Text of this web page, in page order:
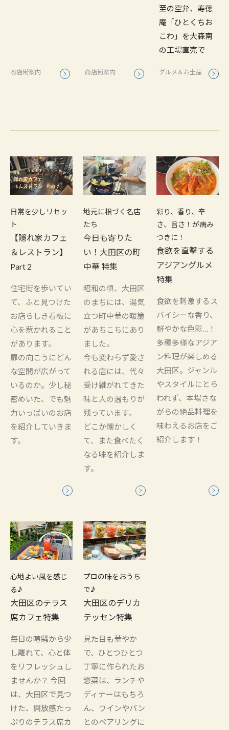
商店街案内 商店街案内
至の空弁、寿徳
庵「ひとくちお
こわ」を大森南
の工場直売で
グルメ＆お土産
日常を少しリセッ
ト
【隠れ家カフェ
＆レストラン】
Part 2
住宅街を歩いてい
て、ふと見つけた
お店らしき看板に
心を惹かれること
があります。
扉の向こうにどん
な空間が広がって
いるのか。少し秘
密めいた、でも魅
力いっぱいのお店
を紹介していきま
す。
地元に根づく名店
たち
今日も寄りた
い！大田区の町
中華 特集
昭和の頃、大田区
のまちには、湯気
立つ町中華の暖簾
があちこちにあり
ました。
今も変わらず愛さ
れる店には、代々
受け継がれてきた
味と人の温もりが
残っています。
どこか懐かしく
て、また食べたく
なる味を紹介しま
す。
彩り、香り、辛
さ、旨さ！が病み
つきに！
食欲を直撃する
アジアングルメ
特集
食欲を刺激するス
パイシーな香り、
鮮やかな色彩…！
多種多様なアジア
ン料理が楽しめる
大田区。ジャンル
やスタイルにとら
われず、本場さな
がらの絶品料理を
味わえるお店をご
紹介します！
心地よい風を感じ
る♪
大田区のテラス
席カフェ特集
毎日の喧騒から少
し離れて、心と体
をリフレッシュし
ませんか？ 今回
は、大田区で見つ
けた、開放感たっ
ぷりのテラス席カ
プロの味をおうち
で♪
大田区のデリカ
テッセン特集
見た目も華やか
で、ひとつひとつ
丁寧に作られたお
惣菜は、ランチや
ディナーはもちろ
ん、ワインやパン
とのペアリングに